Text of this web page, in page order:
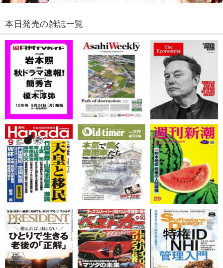
本日発売の雑誌一覧